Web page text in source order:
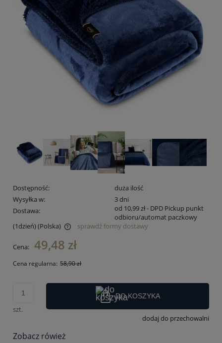
Dostępność:
duża ilość
Wysyłka w:
3 dni
Dostawa:
od 10,99 zł- DPD Pickup punkt
odbioru/automat paczkowy
(1dzień)(Polska)
sprawdź formy dostawy
Cena: 49,48 zł
Cena regularna: 58,90 zł
szt.
DO KOSZYKA
dodaj do przechowalni
Zobacz rówież